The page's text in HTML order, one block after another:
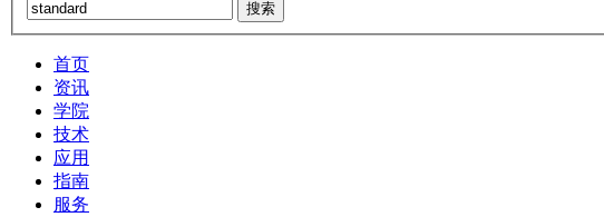
搜索
首页
资讯
学院
技术
应用
指南
服务